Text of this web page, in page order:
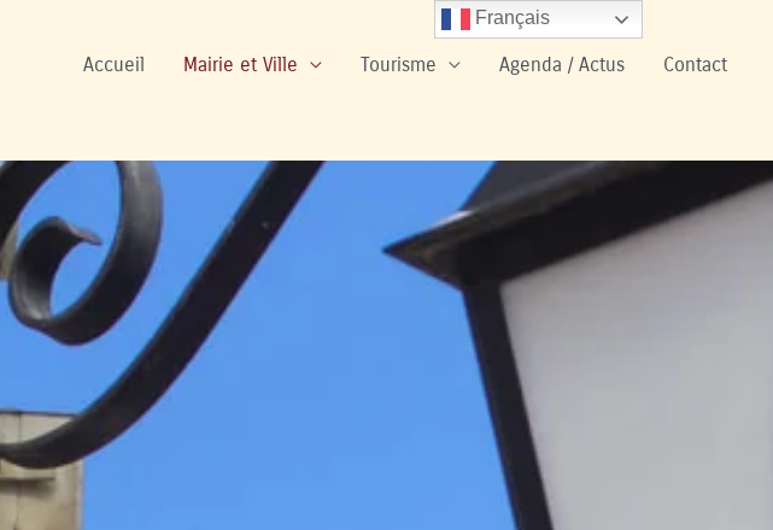
Accueil Mairie et Ville Tourisme Agenda / Actus Contact
Français